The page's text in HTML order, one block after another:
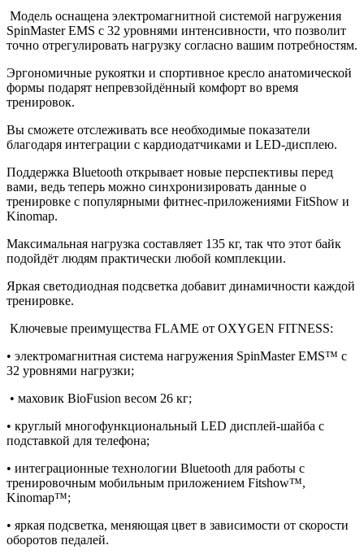
Модель оснащена электромагнитной системой нагружения
SpinMaster EMS с 32 уровнями интенсивности, что позволит
точно отрегулировать нагрузку согласно вашим потребностям.
Эргономичные рукоятки и спортивное кресло анатомической
формы подарят непревзойдённый комфорт во время
тренировок.
Вы сможете отслеживать все необходимые показатели
благодаря интеграции с кардиодатчиками и LED-дисплею.
Поддержка Bluetooth открывает новые перспективы перед
вами, ведь теперь можно синхронизировать данные о
тренировке с популярными фитнес-приложениями FitShow и
Kinomap.
Максимальная нагрузка составляет 135 кг, так что этот байк
подойдёт людям практически любой комплекции.
Яркая светодиодная подсветка добавит динамичности каждой
тренировке.
Ключевые преимущества FLAME от OXYGEN FITNESS:
• электромагнитная система нагружения SpinMaster EMS™ с
32 уровнями нагрузки;
• маховик BioFusion весом 26 кг;
• круглый многофункциональный LED дисплей-шайба с
подставкой для телефона;
• интеграционные технологии Bluetooth для работы с
тренировочным мобильным приложением Fitshow™,
Kinomap™;
• яркая подсветка, меняющая цвет в зависимости от скорости
оборотов педалей.